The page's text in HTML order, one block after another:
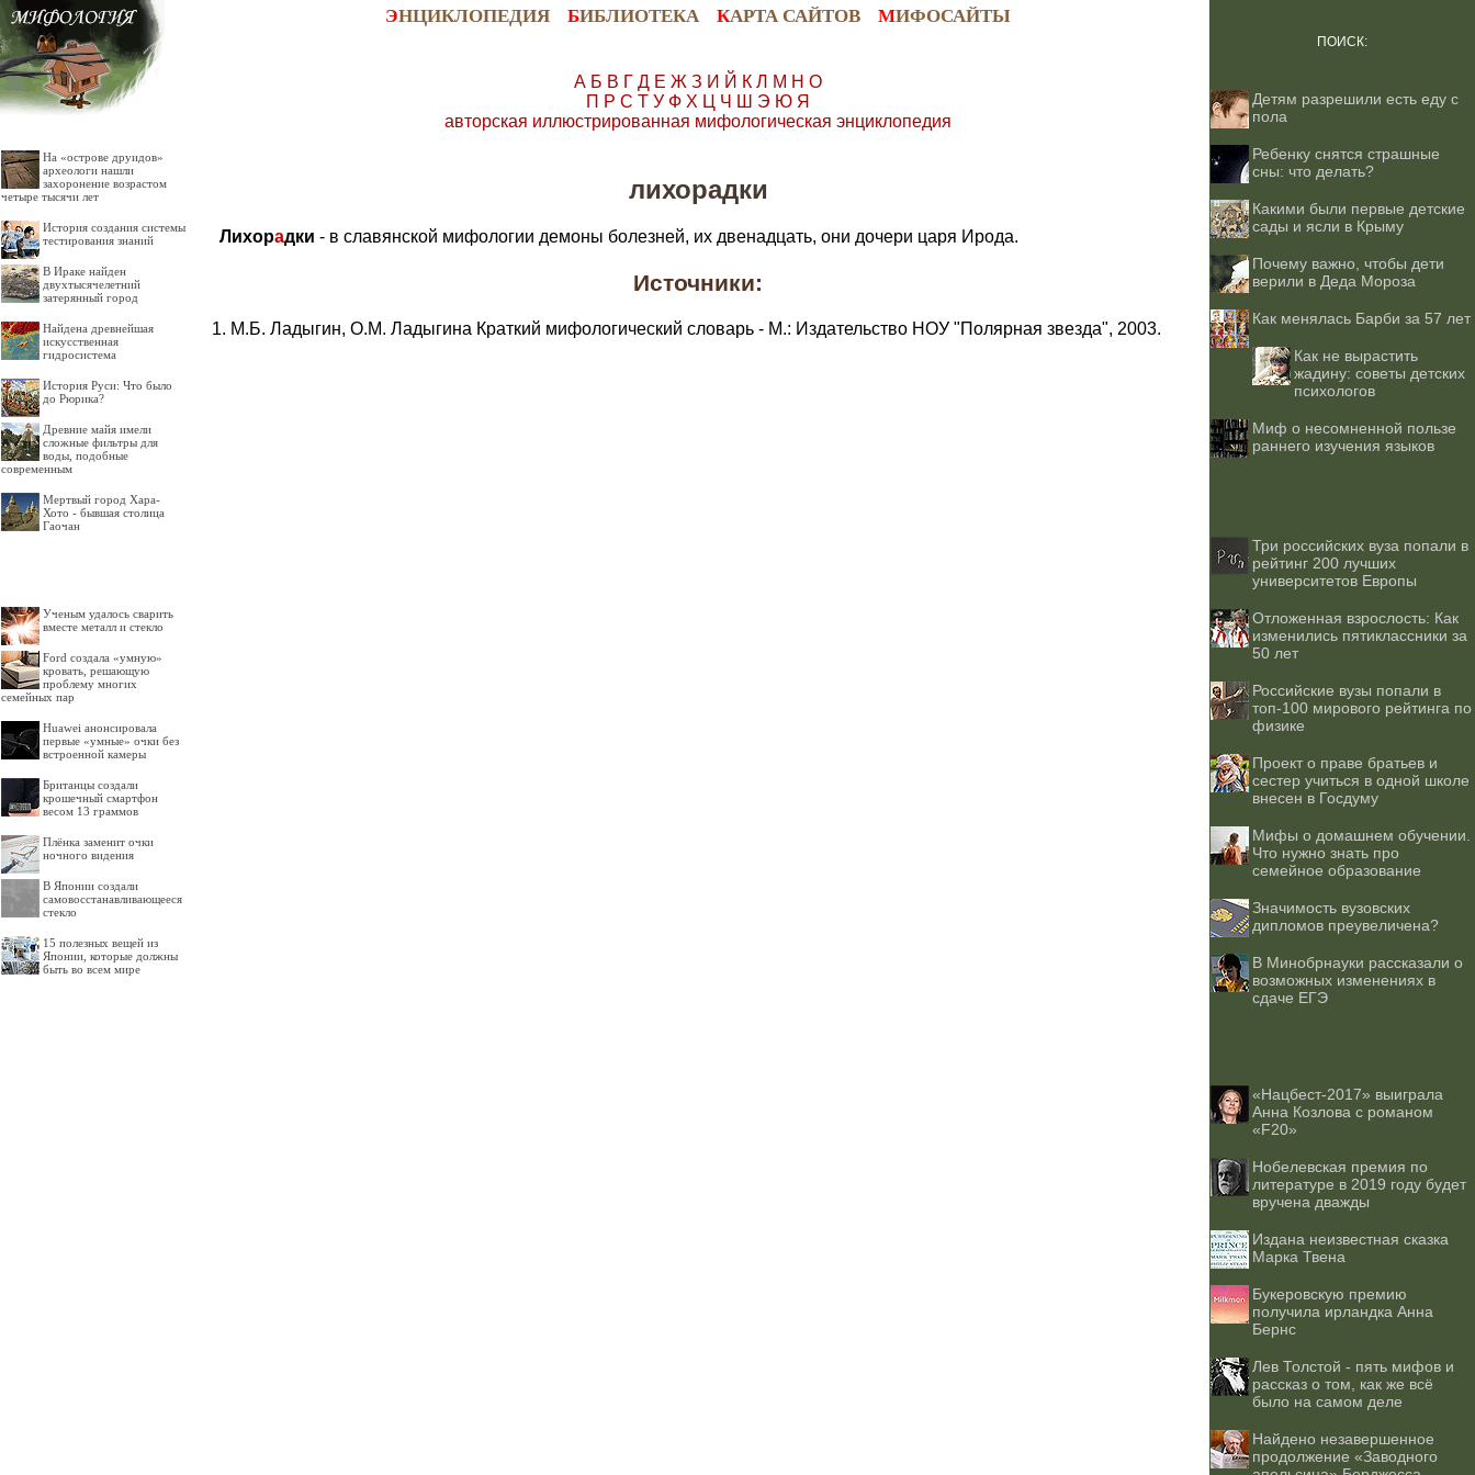
ЭНЦИКЛОПЕДИЯ БИБЛИОТЕКА КАРТА САЙТОВ МИФОСАЙТЫ
На «острове друидов»
археологи нашли
захоронение возрастом
четыре тысячи лет
История создания системы
тестирования знаний
В Ираке найден
двухтысячелетний
затерянный город
Найдена древнейшая
искусственная
гидросистема
История Руси: Что было
до Рюрика?
Древние майя имели
сложные фильтры для
воды, подобные
современным
Мертвый город Хара-
Хото - бывшая столица
Гаочан
Ученым удалось сварить
вместе металл и стекло
Ford создала «умную»
кровать, решающую
проблему многих
семейных пар
Huawei анонсировала
первые «умные» очки без
встроенной камеры
Британцы создали
крошечный смартфон
весом 13 граммов
Плёнка заменит очки
ночного видения
В Японии создали
самовосстанавливающееся
стекло
15 полезных вещей из
Японии, которые должны
быть во всем мире
А Б В Г Д Е Ж З И Й К Л М Н О
П Р С Т У Ф Х Ц Ч Ш Э Ю Я
авторская иллюстрированная мифологическая энциклопедия
лихорадки
Лихорадки - в славянской мифологии демоны болезней, их двенадцать, они дочери царя Ирода.
Источники:
М.Б. Ладыгин, О.М. Ладыгина Краткий мифологический словарь - М.: Издательство НОУ "Полярная звезда", 2003.
ПОИСК:
Детям разрешили есть еду с
пола
Ребенку снятся страшные
сны: что делать?
Какими были первые детские
сады и ясли в Крыму
Почему важно, чтобы дети
верили в Деда Мороза
Как менялась Барби за 57 лет
Как не вырастить
жадину: советы детских
психологов
Миф о несомненной пользе
раннего изучения языков
Три российских вуза попали в
рейтинг 200 лучших
университетов Европы
Отложенная взрослость: Как
изменились пятиклассники за
50 лет
Российские вузы попали в
топ-100 мирового рейтинга по
физике
Проект о праве братьев и
сестер учиться в одной школе
внесен в Госдуму
Мифы о домашнем обучении.
Что нужно знать про
семейное образование
Значимость вузовских
дипломов преувеличена?
В Минобрнауки рассказали о
возможных изменениях в
сдаче ЕГЭ
«Нацбест-2017» выиграла
Анна Козлова с романом
«F20»
Нобелевская премия по
литературе в 2019 году будет
вручена дважды
Издана неизвестная сказка
Марка Твена
Букеровскую премию
получила ирландка Анна
Бернс
Лев Толстой - пять мифов и
рассказ о том, как же всё
было на самом деле
Найдено незавершенное
продолжение «Заводного